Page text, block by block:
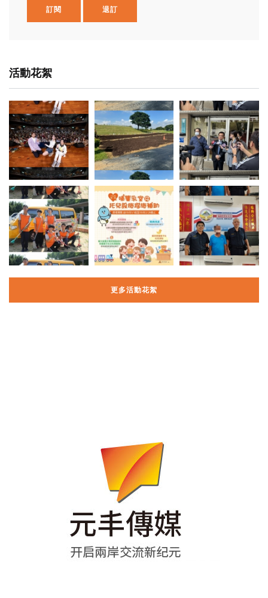
訂閱 退訂
活動花絮
更多活動花絮